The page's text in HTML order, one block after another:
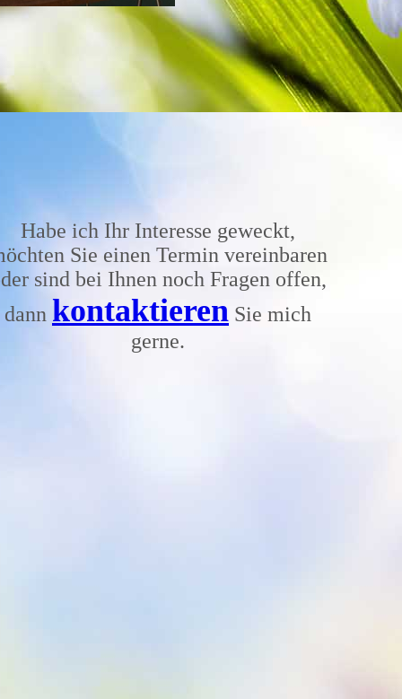
Habe ich Ihr Interesse geweckt,
Sie einen Termin vereinbaren
sind bei Ihnen noch Fragen offen,
dann kontaktieren Sie mich
gerne.